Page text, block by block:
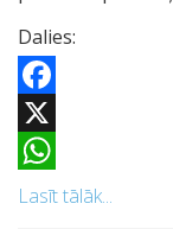
Dalies:
Facebook
X
WhatsApp
Lasīt tālāk...